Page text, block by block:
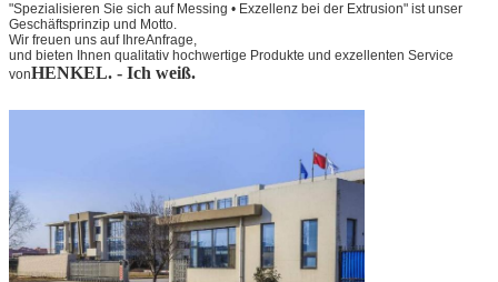
"Spezialisieren Sie sich auf Messing • Exzellenz bei der Extrusion" ist unser
Geschäftsprinzip und Motto.
Wir freuen uns auf IhreAnfrage,
und bieten Ihnen qualitativ hochwertige Produkte und exzellenten Service
vonHENKEL. - Ich weiß.